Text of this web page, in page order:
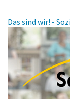
Das sind wir! -